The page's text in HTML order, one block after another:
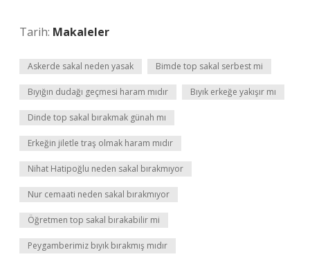
Tarih: Makaleler
Askerde sakal neden yasak Bimde top sakal serbest mi
Bıyığın dudağı geçmesi haram mıdır Bıyık erkeğe yakışır mı
Dinde top sakal bırakmak günah mı
Erkeğin jiletle traş olmak haram mıdır
Nihat Hatipoğlu neden sakal bırakmıyor
Nur cemaati neden sakal bırakmıyor
Öğretmen top sakal bırakabilir mi
Peygamberimiz bıyık bırakmış mıdır